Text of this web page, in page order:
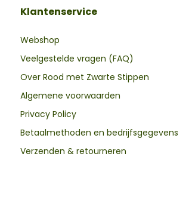
Klantenservice
Webshop
Veelgestelde vragen (FAQ)
Over Rood met Zwarte Stippen
Algemene voorwaarden
Privacy Policy
Betaalmethoden en bedrijfsgegevens
Verzenden & retourneren